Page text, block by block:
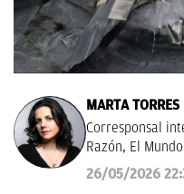
MARTA TORRES
Corresponsal
Razón, El
Américas.
26/05/2026